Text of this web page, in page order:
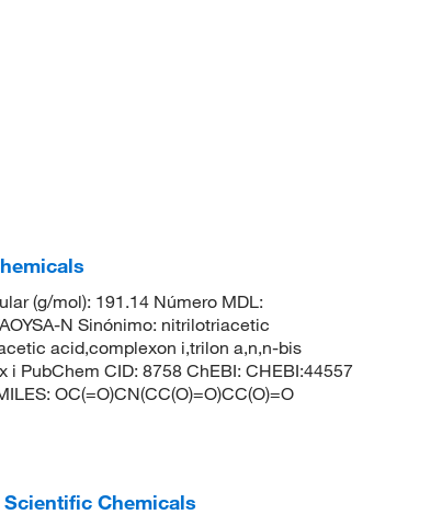
(g/mol): 191.14 Número MDL:
N Sinónimo: nitrilotriacetic
acid,complexon i,trilon a,n,n-bis
PubChem CID: 8758 ChEBI: CHEBI:44557
OC(=O)CN(CC(O)=O)CC(O)=O
Chemicals